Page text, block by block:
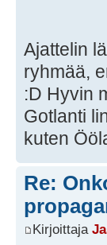
Ajattelin
ryhmää,
:D Hyvin
Gotlanti
kuten
Re:
Kirjoittaja